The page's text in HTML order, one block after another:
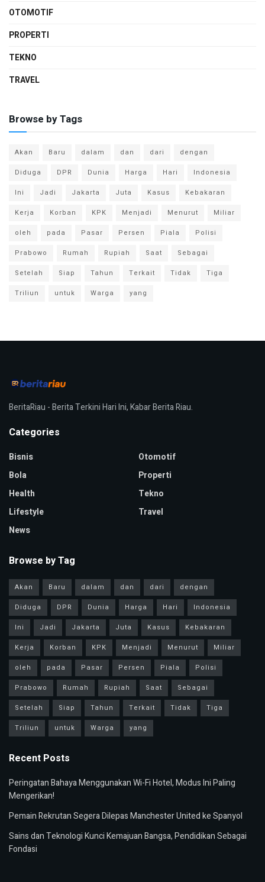
OTOMOTIF
PROPERTI
TEKNO
TRAVEL
Browse by Tags
Akan Baru dalam dan dari
dengan
Diduga
DPR Dunia Harga Hari
Indonesia
Ini
Jadi Jakarta Juta Kasus
Kebakaran
Kerja
Korban KPK Menjadi Menurut
Miliar
oleh
pada Pasar Persen Piala
Polisi
Prabowo
Rumah Rupiah Saat
Sebagai
Setelah
Siap Tahun Terkait Tidak
Tiga
Triliun
untuk Warga yang
BeritaRiau - Berita Terkini Hari Ini, Kabar Berita Riau.
Categories
Bisnis
Bola
Health
Lifestyle
News
Otomotif
Properti
Tekno
Travel
Browse by Tag
Akan Baru dalam dan dari
dengan
Diduga
DPR Dunia Harga Hari
Indonesia
Ini
Jadi Jakarta Juta Kasus
Kebakaran
Kerja
Korban KPK Menjadi Menurut
Miliar
oleh
pada Pasar Persen Piala
Polisi
Prabowo
Rumah Rupiah Saat
Sebagai
Setelah
Siap Tahun Terkait Tidak
Tiga
Triliun
untuk Warga yang
Recent Posts
Peringatan Bahaya Menggunakan Wi-Fi Hotel, Modus Ini Paling
Mengerikan!
Pemain Rekrutan Segera Dilepas Manchester United ke Spanyol
Sains dan Teknologi Kunci Kemajuan Bangsa, Pendidikan Sebagai
Fondasi